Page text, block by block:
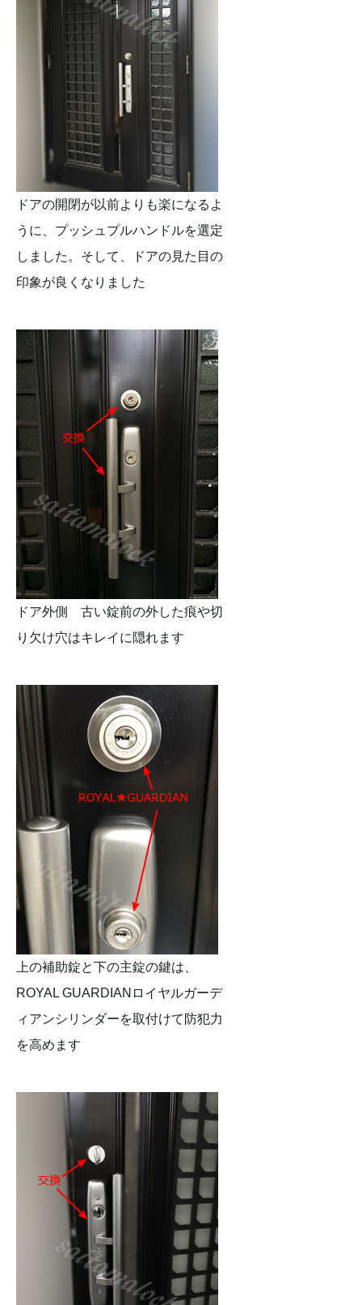
ドアの開閉が以前よりも楽になるよ
うに、プッシュプルハンドルを選定
しました。そして、ドアの見た目の
印象が良くなりました
ドア外側 古い錠前の外した痕や切
り欠け穴はキレイに隠れます
上の補助錠と下の主錠の鍵は、
ROYAL GUARDIANロイヤルガーデ
ィアンシリンダーを取付けて防犯力
を高めます